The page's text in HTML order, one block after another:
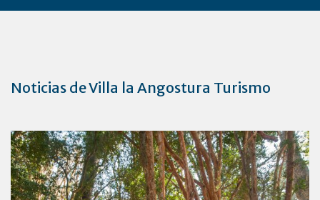
Noticias de Villa la Angostura Turismo